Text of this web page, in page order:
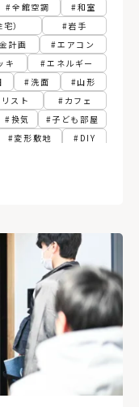
全館空調
和室
）
岩手
計画
エアコン
キ
エネルギー
洗面
山形
スト
カフェ
換気
子ども部屋
変形敷地
DIY
ペンダントライト
規格住宅・企画住宅
ト
自然素材
シブ換気
非住宅
住宅ローン
高性能住宅
福島県
飾り棚
古民家再生
ペット
後志
以下
公共施設